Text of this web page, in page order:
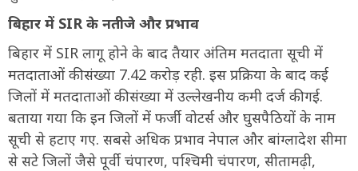
बिहार में SIR के नतीजे और प्रभाव
बिहार में SIR लागू होने के बाद तैयार अंतिम मतदाता सूची में
मतदाताओं की संख्या 7.42 करोड़ रही. इस प्रक्रिया के बाद कई
जिलों में मतदाताओं की संख्या में उल्लेखनीय कमी दर्ज की गई.
बताया गया कि इन जिलों में फर्जी वोटर्स और घुसपैठियों के नाम
सूची से हटाए गए. सबसे अधिक प्रभाव नेपाल और बांग्लादेश सीमा
से सटे जिलों जैसे पूर्वी चंपारण, पश्चिमी चंपारण, सीतामढ़ी,